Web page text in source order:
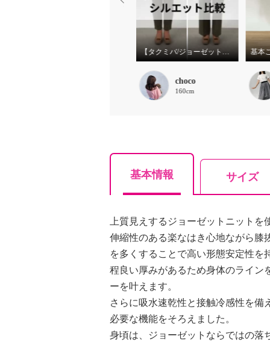
【タクミバ/ジョーゼットパンツ】シルエット比較
choco
160cm
基本
基本情報 サイズ
上質見えするジョーゼットニットを
伸縮性のある楽なはき心地ながら膝
を多くすることで高い形態安定性を
程良い厚みがあるため身体のライン
ーを叶えます。
さらに吸水速乾性と接触冷感性を備
必要な機能をそろえました。
身頃は、ジョーゼットならではの落